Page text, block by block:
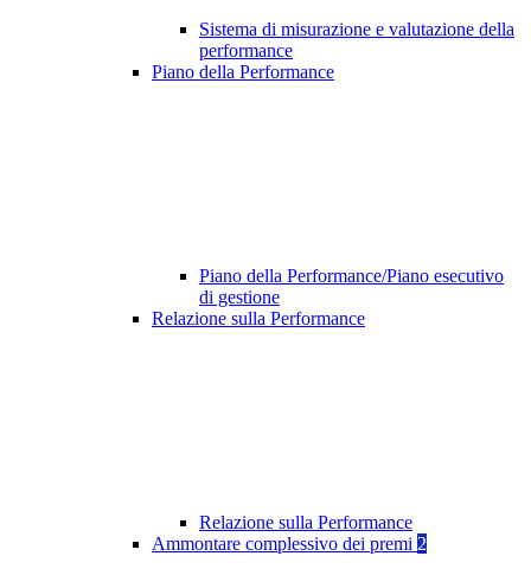
Sistema di misurazione e valutazione della
performance
Piano della Performance
Piano della Performance/Piano esecutivo
di gestione
Relazione sulla Performance
Relazione sulla Performance
Ammontare complessivo dei premi 2